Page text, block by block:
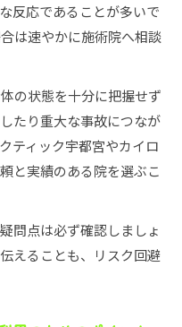
反応であることが多いで
は速やかに施術院へ相談
の状態を十分に把握せず
たり重大な事故につなが
ティック宇都宮やカイロ
と実績のある院を選ぶこ
問点は必ず確認しましょ
えることも、リスク回避